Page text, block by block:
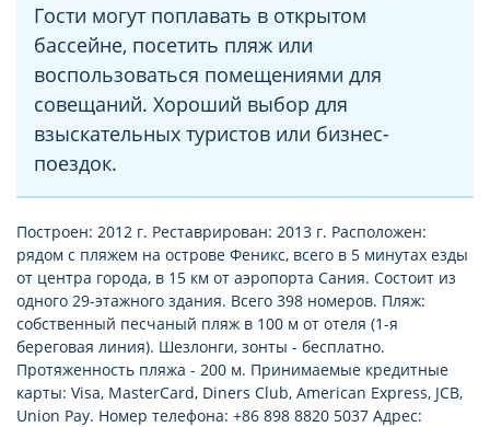
Гости могут поплавать в открытом
бассейне, посетить пляж или
воспользоваться помещениями для
совещаний. Хороший выбор для
взыскательных туристов или бизнес-
поездок.
Построен: 2012 г. Реставрирован: 2013 г. Расположен:
рядом с пляжем на острове Феникс, всего в 5 минутах езды
от центра города, в 15 км от аэропорта Сания. Состоит из
одного 29-этажного здания. Всего 398 номеров. Пляж:
собственный песчаный пляж в 100 м от отеля (1-я
береговая линия). Шезлонги, зонты - бесплатно.
Протяженность пляжа - 200 м. Принимаемые кредитные
карты: Visa, MasterCard, Diners Club, American Express, JCB,
Union Pay. Номер телефона: +86 898 8820 5037 Адрес: